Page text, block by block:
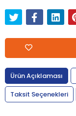
Ürün Açıklaması
Taksit Seçenekleri